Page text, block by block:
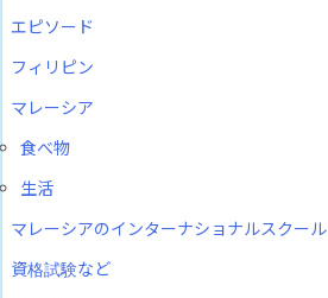
エピソード
フィリピン
マレーシア
食べ物
生活
マレーシアのインターナショナルスクール
資格試験など